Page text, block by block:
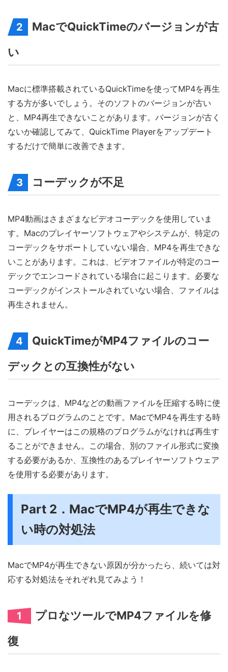
2
MacでQuickTimeのバージョンが古
い
Macに標準搭載されているQuickTimeを使ってMP4を再生
する方が多いでしょう。そのソフトのバージョンが古い
と、MP4再生できないことがあります。バージョンが古く
ないか確認してみて、QuickTime Playerをアップデート
するだけで簡単に改善できます。
3 コーデックが不足
MP4動画はさまざまなビデオコーデックを使用していま
す。Macのプレイヤーソフトウェアやシステムが、特定の
コーデックをサポートしていない場合、MP4を再生できな
いことがあります。これは、ビデオファイルが特定のコー
デックでエンコードされている場合に起こります。必要な
コーデックがインストールされていない場合、ファイルは
再生されません。
4
QuickTimeがMP4ファイルのコー
デックとの互換性がない
コーデックは、MP4などの動画ファイルを圧縮する時に使
用されるプログラムのことです。MacでMP4を再生する時
に、プレイヤーはこの規格のプログラムがなければ再生す
ることができません。この場合、別のファイル形式に変換
する必要があるか、互換性のあるプレイヤーソフトウェア
を使用する必要があります。
Part 2．MacでMP4が再生できな
い時の対処法
MacでMP4が再生できない原因が分かったら、続いては対
応する対処法をそれぞれ見てみよう！
1
プロなツールでMP4ファイルを修
復